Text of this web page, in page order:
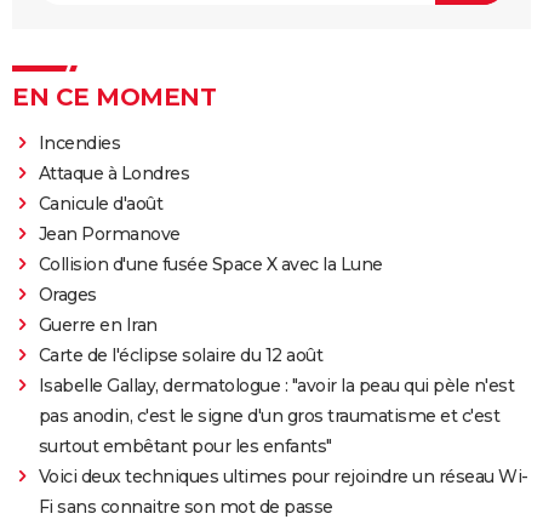
EN CE MOMENT
Incendies
Attaque à Londres
Canicule d'août
Jean Pormanove
Collision d'une fusée Space X avec la Lune
Orages
Guerre en Iran
Carte de l'éclipse solaire du 12 août
Isabelle Gallay, dermatologue : "avoir la peau qui pèle n'est
pas anodin, c'est le signe d'un gros traumatisme et c'est
surtout embêtant pour les enfants"
Voici deux techniques ultimes pour rejoindre un réseau Wi-
Fi sans connaitre son mot de passe